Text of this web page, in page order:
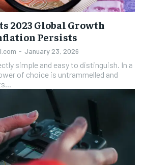
2023 Global Growth
Persists
- January 23, 2026
simple and easy to distinguish. In a
of choice is untrammelled and